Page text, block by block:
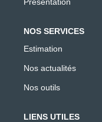
NOS SERVICES
Estimation
Nos actualités
Nos outils
LIENS UTILES